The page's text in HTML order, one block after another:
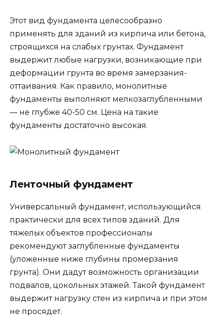
Этот вид фундамента целесообразно
применять для зданий из кирпича или бетона,
строящихся на слабых грунтах. Фундамент
выдержит любые нагрузки, возникающие при
деформации грунта во время замерзания-
оттаивания. Как правило, монолитные
фундаменты выполняют мелкозаглубленными
— не глубже 40-50 см. Цена на такие
фундаменты достаточно высокая.
Ленточный фундамент
Универсальный фундамент, использующийся
практически для всех типов зданий. Для
тяжелых объектов профессионалы
рекомендуют заглубленные фундаменты
(уложенные ниже глубины промерзания
грунта). Они дадут возможность организации
подвалов, цокольных этажей. Такой фундамент
выдержит нагрузку стен из кирпича и при этом
не просядет.